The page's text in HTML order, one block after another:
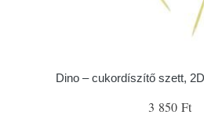
Dino – cukordíszítő szett,
3 850 Ft